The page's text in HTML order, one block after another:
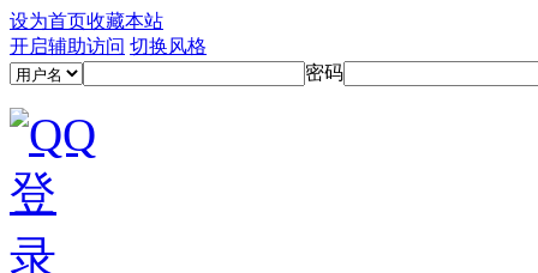
设为首页收藏本站
开启辅助访问 切换风格
密码